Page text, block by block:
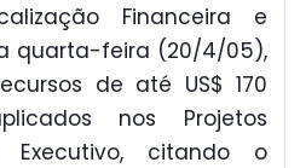
Financeira e
quarta-feira (20/4/05),
de até US$ 170
nos Projetos
Executivo, citando o